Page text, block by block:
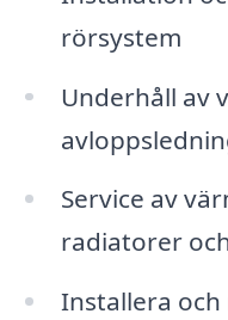
rörsystem
Underhåll av
Service av
radiatorer
Installera